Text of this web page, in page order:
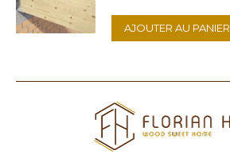
AJOUTER AU PANIER